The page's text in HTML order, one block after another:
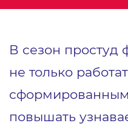
В сезон
не только
повышать